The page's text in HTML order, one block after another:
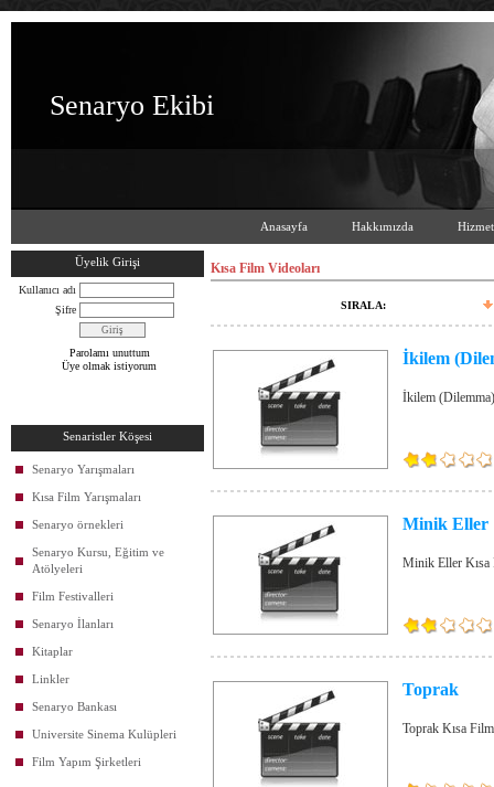
Senaryo Ekibi
Anasayfa Hakkımızda
Üyelik Girişi
Kullanıcı adı
Şifre
Parolamı unuttum
Üye olmak istiyorum
Senaristler Köşesi
Senaryo Yarışmaları
Kısa Film Yarışmaları
Senaryo örnekleri
Senaryo Kursu, Eğitim ve
Atölyeleri
Film Festivalleri
Senaryo İlanları
Kitaplar
Linkler
Senaryo Bankası
Universite Sinema Kulüpleri
Film Yapım Şirketleri
Kısa Film Videoları
SIRALA:
İkilem
İkilem
Minik Eller
Minik Eller Kısa
Toprak
Toprak Kısa Film